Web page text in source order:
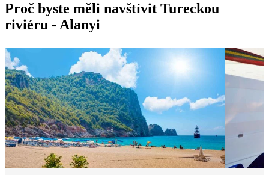
Proč byste měli navštívit Tureckou
riviéru - Alanyi